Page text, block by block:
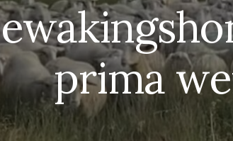
prima